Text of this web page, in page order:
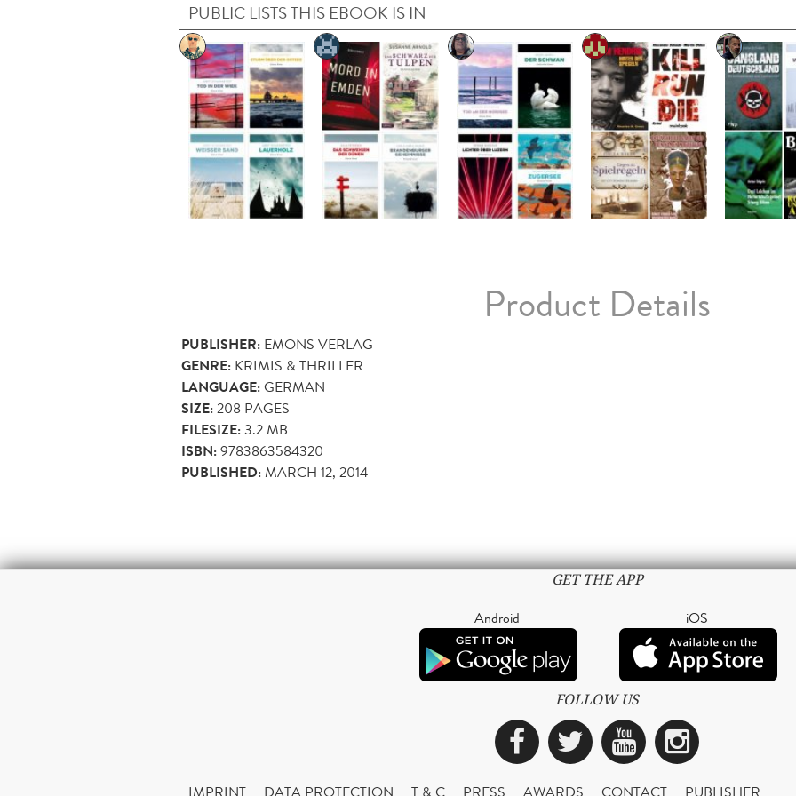
PUBLIC LISTS THIS EBOOK IS IN
Product Details
PUBLISHER: EMONS VERLAG
GENRE: KRIMIS & THRILLER
LANGUAGE:GERMAN
SIZE:208 PAGES
FILESIZE:3.2 MB
ISBN:9783863584320
PUBLISHED:MARCH 12, 2014
GET THE APP
Android iOS
FOLLOW US
Facebook
TwitterYouTubeInstagram
IMPRINT DATA PROTECTION T & C PRESS AWARDS CONTACT PUBLISHER